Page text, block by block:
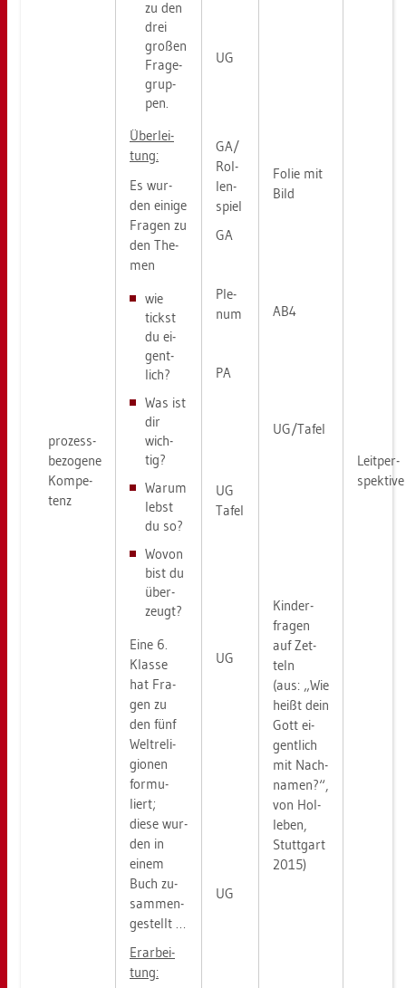
prozess­
bezogene
Kom­pe­
tenz
Leitper­
spektive
zu den
drei
gro­ßen
Fra­ge­
grup­
pen.
Über­lei­
tung:
Es wur­
den ei­ni­ge
Fra­gen zu
den The­
men
wie
tickst
du ei­
gent­
lich?
Was ist
dir
wich­
tig?
Warum
lebst
du so?
Wovon
bist du
über­
zeugt?
Eine 6.
Klas­se
hat Fra­
gen zu
den fünf
Welt­re­li­
gio­nen
for­mu­
liert;
diese wur­
den in
einem
Buch zu­
sam­men­
ge­stellt …
Er­ar­bei­
tung:
UG
GA/
Rol­
len­
spiel
GA
Ple­
num
PA
UG
Tafel
UG
UG
Folie mit
Bild
AB4
UG/Tafel
Kinder­
fragen
auf Zet­
teln
(aus: „Wie
heißt dein
Gott ei­
gent­lich
mit Nach­
namen?“,
von Hol­
le­ben,
Stutt­gart
2015)